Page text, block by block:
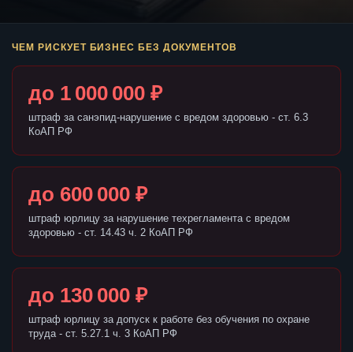
ЧЕМ РИСКУЕТ БИЗНЕС БЕЗ ДОКУМЕНТОВ
до 1 000 000 ₽
штраф за санэпид-нарушение с вредом здоровью - ст. 6.3
КоАП РФ
до 600 000 ₽
штраф юрлицу за нарушение техрегламента с вредом
здоровью - ст. 14.43 ч. 2 КоАП РФ
до 130 000 ₽
штраф юрлицу за допуск к работе без обучения по охране
труда - ст. 5.27.1 ч. 3 КоАП РФ